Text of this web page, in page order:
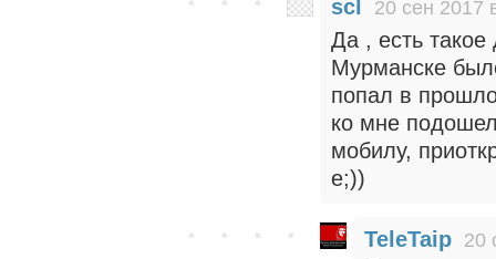
scl 20 сен 2017
Да , есть
Мурманске
попал в
ко мне
мобилу,
е;))
TeleTaip 20